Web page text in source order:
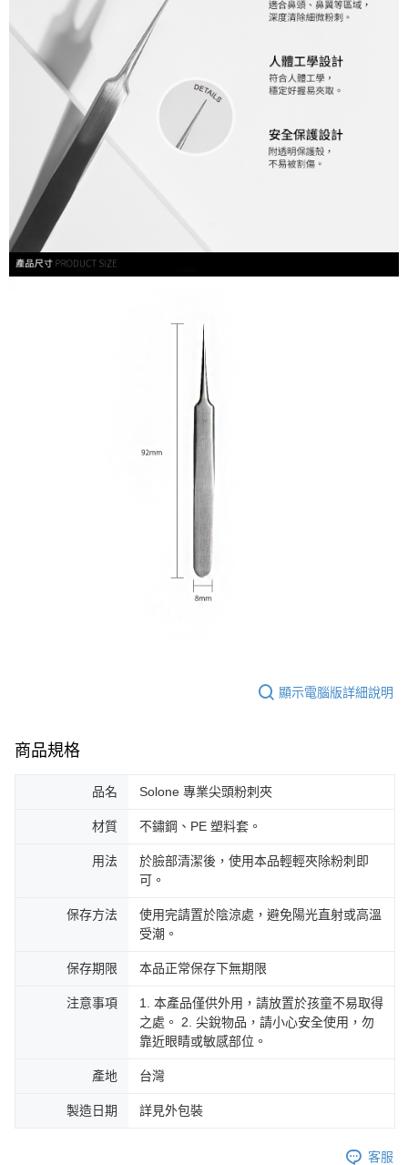
顯示電腦版詳細說明
商品規格
品名 Solone 專業尖頭粉刺夾
材質 不鏽鋼、PE 塑料套。
用法
於臉部清潔後，使用本品輕輕夾除粉刺即
可。
保存方法
使用完請置於陰涼處，避免陽光直射或高溫
受潮。
保存期限 本品正常保存下無期限
注意事項
1. 本產品僅供外用，請放置於孩童不易取得
之處。 2. 尖銳物品，請小心安全使用，勿
靠近眼睛或敏感部位。
產地 台灣
製造日期 詳見外包裝
客服